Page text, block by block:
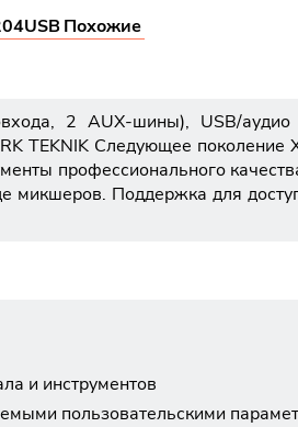
Похожие
2 AUX-шины), USB/аудио
TEKNIK Следующее поколение
профессионального
микшеров. Поддержка для
и инструментов
пользовательскими